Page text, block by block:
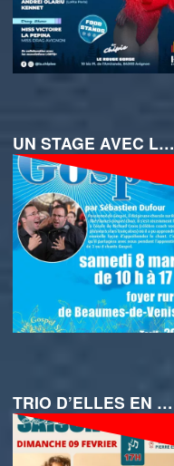
UN STAGE AVEC LA CHORALE VAUCLUSE GOSPEL SINGERS
TRIO D’ELLES EN CONCERT LYRIQUE À ENTRAIGUES